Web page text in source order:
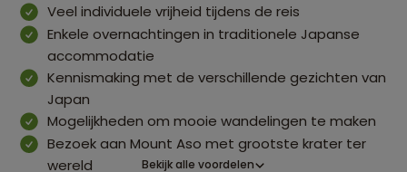
Veel individuele vrijheid tijdens de reis
Enkele overnachtingen in traditionele Japanse
accommodatie
Kennismaking met de verschillende gezichten van
Japan
Mogelijkheden om mooie wandelingen te maken
Bezoek aan Mount Aso met grootste krater ter
wereld
Bekijk alle voordelen